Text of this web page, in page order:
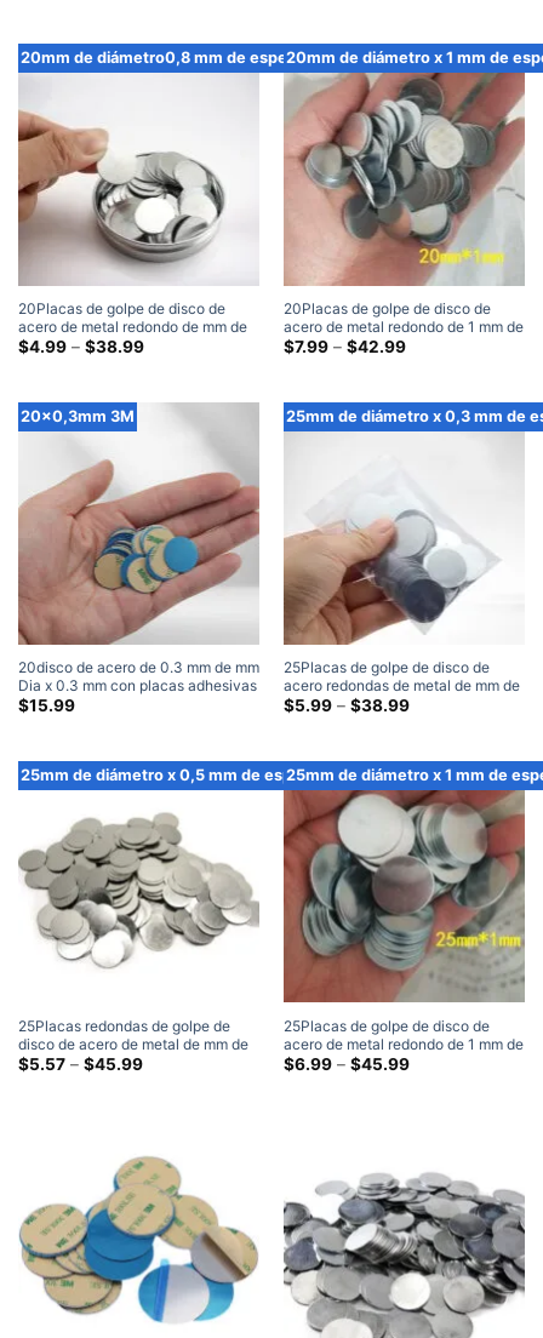
a
través
a
través
de
$38.99
20mm de diámetro0,8 mm de espesor
20Placas de golpe de disco de
acero de metal redondo de mm de
diámetro x 0,8 mm de espesor
$4.99 – $38.99Gama
20mm de diámetro x 1 mm de
20Placas de golpe de disco de
acero de metal redondo de 1 mm de
diámetro x 1 mm de espesor
$7.99 – $42.99Gama
a
través
20x0,3mm 3M
20disco de acero de 0.3 mm de mm
Dia x 0.3 mm con placas adhesivas
de metal redonda adhesiva de
$15.99
25mm de diámetro x 0,3 mm de
25Placas de golpe de disco de
acero redondas de metal de mm de
diámetro x 0,3 mm de espesor
$5.99 – $38.99Gama
a
través
de
$38.99
25mm de diámetro x 0,5 mm de espesor
25Placas redondas de golpe de
disco de acero de metal de mm de
diámetro x 0,5 mm de espesor
$5.57 – $45.99Gama
de
$45.99
25mm de diámetro x 1 mm de
25Placas de golpe de disco de
acero de metal redondo de 1 mm de
diámetro x 1 mm de espesor
$6.99 – $45.99Gama
$45.99